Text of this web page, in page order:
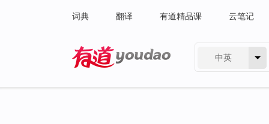
词典 翻译 有道精品课 云笔记
中英